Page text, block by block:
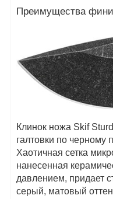
Преимущества
Клинок ножа Skif
галтовки по черному
Хаотичная сетка
нанесенная
давлением, придает
серый, матовый